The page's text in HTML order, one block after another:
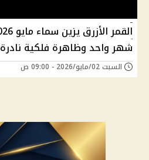
شهر واحد وظاهرة فلكية نادرة
السبت 02/مايو/2026 - 09:00 ص